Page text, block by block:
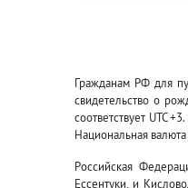
Гражданам РФ для
свидетельство о
соответствует UTC +3.
Национальная валюта
Российская
Ессентуки, и